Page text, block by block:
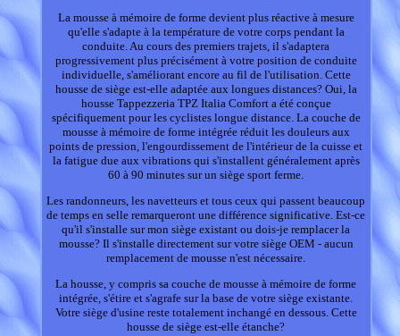
La mousse à mémoire de forme devient plus réactive à mesure
qu'elle s'adapte à la température de votre corps pendant la
conduite. Au cours des premiers trajets, il s'adaptera
progressivement plus précisément à votre position de conduite
individuelle, s'améliorant encore au fil de l'utilisation. Cette
housse de siège est-elle adaptée aux longues distances? Oui, la
housse Tappezzeria TPZ Italia Comfort a été conçue
spécifiquement pour les cyclistes longue distance. La couche de
mousse à mémoire de forme intégrée réduit les douleurs aux
points de pression, l'engourdissement de l'intérieur de la cuisse et
la fatigue due aux vibrations qui s'installent généralement après
60 à 90 minutes sur un siège sport ferme.
Les randonneurs, les navetteurs et tous ceux qui passent beaucoup
de temps en selle remarqueront une différence significative. Est-ce
qu'il s'installe sur mon siège existant ou dois-je remplacer la
mousse? Il s'installe directement sur votre siège OEM - aucun
remplacement de mousse n'est nécessaire.
La housse, y compris sa couche de mousse à mémoire de forme
intégrée, s'étire et s'agrafe sur la base de votre siège existante.
Votre siège d'usine reste totalement inchangé en dessous. Cette
housse de siège est-elle étanche?